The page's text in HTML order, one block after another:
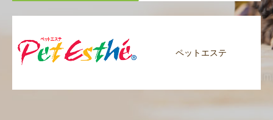
ペットエステ